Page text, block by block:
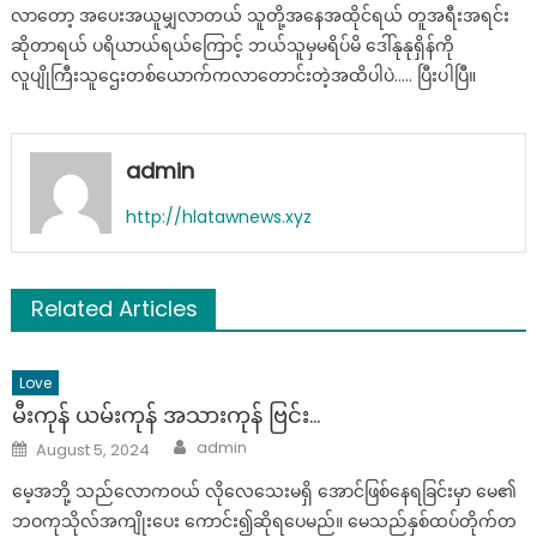
လာတော့ အပေးအယူမျှလာတယ် သူတို့အနေအထိုင်ရယ် တူအရီးအရင်း
ဆိုတာရယ် ပရိယာယ်ရယ်ကြောင့် ဘယ်သူမှမရိပ်မိ ဒေါ်နုနုရှိန်ကို
လူပျိုကြီးသူဌေးတစ်ယောက်ကလာတောင်းတဲ့အထိပါပဲ….. ပြီးပါပြီ။
admin
http://hlatawnews.xyz
Related Articles
Love
မီးကုန် ယမ်းကုန် အသားကုန် ဗြင်း…
Posted
on
August 5, 2024 Author
admin
မေ့အဘို့ သည်လောကဝယ် လိုလေသေးမရှိ အောင်ဖြစ်နေရခြင်းမှာ မေ၏
ဘဝကုသိုလ်အကျိုးပေး ကောင်း၍ဆိုရပေမည်။ မေသည်နှစ်ထပ်တိုက်တ